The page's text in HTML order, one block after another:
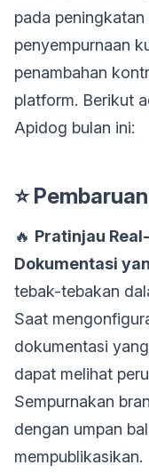
pada
penyempurnaan
penambahan
platform. Berikut
Apidog bulan ini:
⭐
🔥 Pratinjau
Dokumentasi
tebak-tebakan
Saat
dokumentasi
dapat melihat
Sempurnakan
dengan umpan
mempublikasikan.